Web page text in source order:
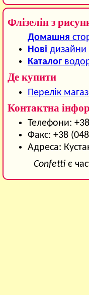
Флізелін з
Домашня
Нові дизайни
Каталог
Де купити
Перелік
Контактна
Телефони:
Факс: +38
Адреса:
Confetti є